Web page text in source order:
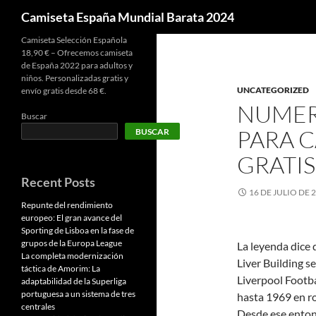
Camiseta España Mundial Barata 2024
UNCATEGORIZED
PARA
GRATIS
16 DE JULIO DE
La leyenda dice
Liver Building
Liverpool
hasta 1969 en
Camiseta Selección Española
18,90 € – Ofrecemos camiseta
de España 2022 para adultos y
niños. Personalizadas gratis y
envío gratis desde 68 €.
Buscar
BUSCAR
Recent Posts
Repunte del rendimiento
europeo: El gran avance del
Sporting de Lisboa en la fase de
grupos de la Europa League
La completa modernización
táctica de Amorim: La
adaptabilidad de la Superliga
portuguesa a un sistema de tres
centrales